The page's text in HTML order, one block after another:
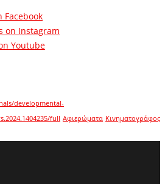
Facebook
on Instagram
Youtube
developmental-
full Αφιερώματα Κινηματογράφος